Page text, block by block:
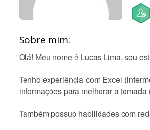
Sobre mim:
Olá! Meu nome é Lucas Lima, sou
Tenho experiência com Excel
informações para melhorar a tomada
Também possuo habilidades com